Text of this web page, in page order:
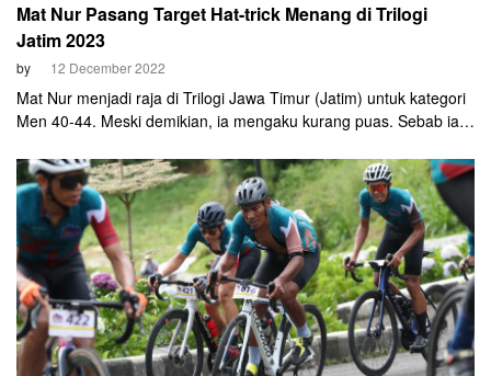
Mat Nur Pasang Target Hat-trick Menang di Trilogi
Jatim 2023
by 12 December 2022
Mat Nur menjadi raja di Trilogi Jawa Timur (Jatim) untuk kategori
Men 40-44. Meski demikian, ia mengaku kurang puas. Sebab ia